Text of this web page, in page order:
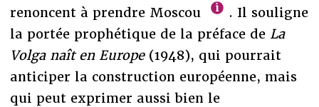
renoncent à prendre Moscou
. Il souligne
la portée prophétique de la préface de La
Volga naît en Europe(1948), qui pourrait
anticiper la construction européenne, mais
qui peut exprimer aussi bien le